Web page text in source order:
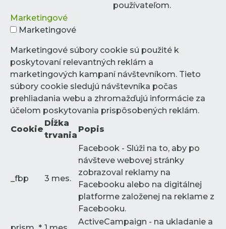
používateľom.
Marketingové
Marketingové
Marketingové súbory cookie sú použité k
poskytovaní relevantných reklám a
marketingových kampaní návštevníkom. Tieto
súbory cookie sledujú návštevníka počas
prehliadania webu a zhromažďujú informácie za
účelom poskytovania prispôsobených reklám.
Cookie
Dĺžka
trvania
Popis
_fbp 3 mes.
Facebook - Slúži na to, aby po
návšteve webovej stránky
zobrazoval reklamy na
Facebooku alebo na digitálnej
platforme založenej na reklame z
Facebooku.
ActiveCampaign - na ukladanie a